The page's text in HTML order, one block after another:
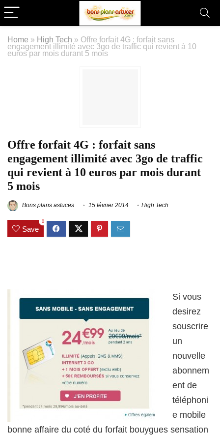
Home » High Tech » Offre forfait 4G : forfait sans
engagement illimité avec 3go de traffic qui revient à 10
euros par mois durant 5 mois
Offre forfait 4G : forfait sans
engagement illimité avec 3go de traffic
qui revient à 10 euros par mois durant
5 mois
Bons plans astuces 15 février 2014 High Tech
Save
0
Si vous
desirez
souscrire
un
nouvelle
abonnem
ent de
téléphoni
e mobile
bonne affaire du coté du forfait bouygues sensation